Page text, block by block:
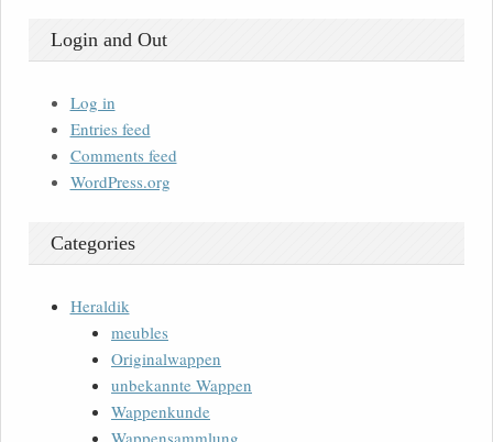
Login and Out
Log in
Entries feed
Comments feed
WordPress.org
Categories
Heraldik
meubles
Originalwappen
unbekannte Wappen
Wappenkunde